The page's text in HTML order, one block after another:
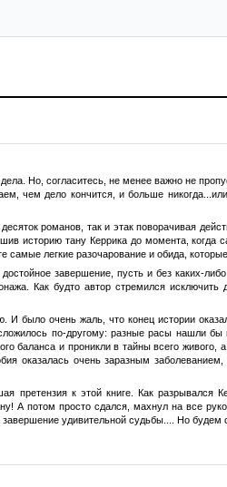
Но, согласитесь, не менее важно не
чем дело кончится, и больше
романов, так и этак поворачивая
историю тану Керрика до момента,
самые легкие разочарование и обида,
завершение, пусть и без каких-
Как будто автор стремился
было очень жаль, что конец истории
по-другому: разные расы нашли
баланса и проникли в тайны всего
оказалась очень заразным
претензия к этой книге. Как
А потом просто сдался, махнул на все
удивительной судьбы.... Но будем